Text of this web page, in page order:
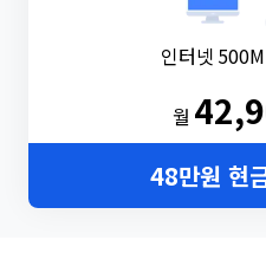
인터넷 500M
월
48만원 현